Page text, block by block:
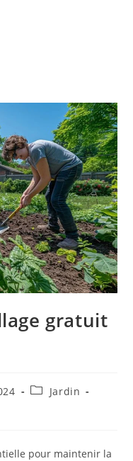
gratuit
Jardin
pour maintenir la